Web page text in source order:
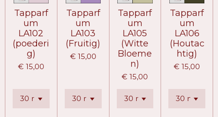
Tapparf
um
LA102
(poederi
g)
€ 15,00
Tapparf
um
LA103
(Fruitig)
€ 15,00
Tapparf
um
LA105
(Witte
Bloeme
n)
€ 15,00
Tapparf
um
LA106
(Houtac
htig)
€ 15,00